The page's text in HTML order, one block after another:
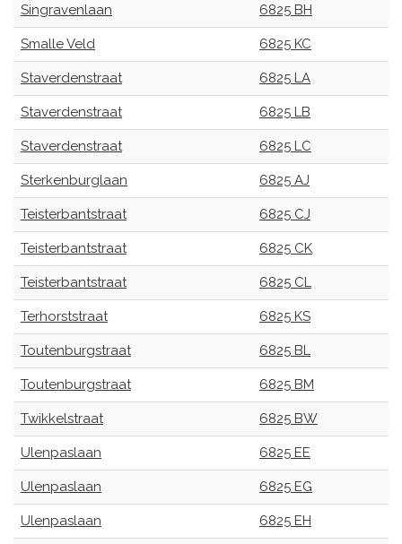
Singravenlaan 6825 BH
Smalle Veld 6825 KC
Staverdenstraat 6825 LA
Staverdenstraat 6825 LB
Staverdenstraat 6825 LC
Sterkenburglaan 6825 AJ
Teisterbantstraat 6825 CJ
Teisterbantstraat 6825 CK
Teisterbantstraat 6825 CL
Terhorststraat 6825 KS
Toutenburgstraat 6825 BL
Toutenburgstraat 6825 BM
Twikkelstraat 6825 BW
Ulenpaslaan 6825 EE
Ulenpaslaan 6825 EG
Ulenpaslaan 6825 EH